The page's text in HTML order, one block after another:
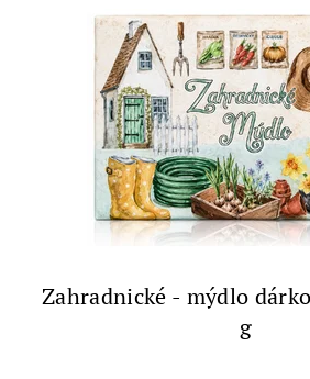
Zahradnické - mýdlo
g